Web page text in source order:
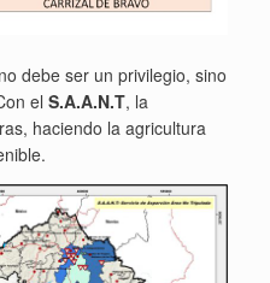
debe ser un privilegio, sino
el S.A.A.N.T, la
haciendo la agricultura